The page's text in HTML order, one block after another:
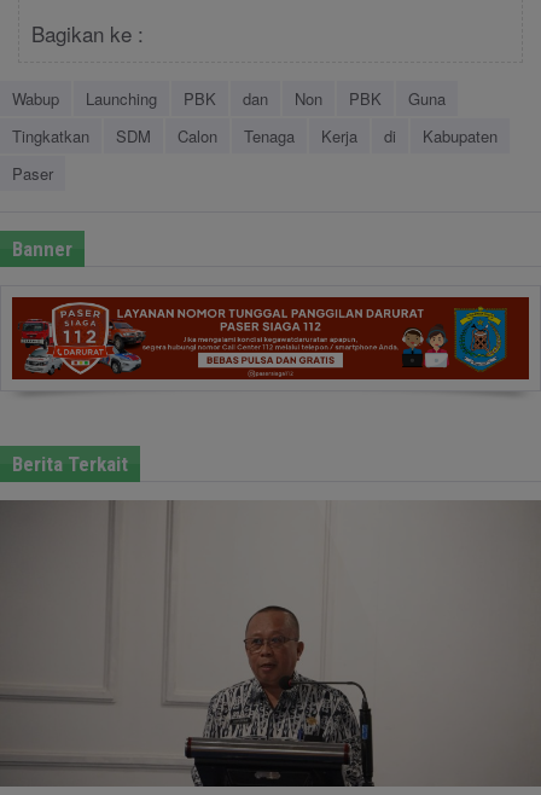
Bagikan ke :
Wabup Launching PBK dan Non PBK
Guna
Tingkatkan
SDM Calon Tenaga Kerja di
Kabupaten
Paser
Banner
Berita Terkait